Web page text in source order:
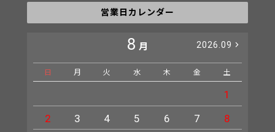
営業日カレンダー
8 月 2026.09
日 月 火 水 木 金 土
1
2
3 4 5 6 7
8